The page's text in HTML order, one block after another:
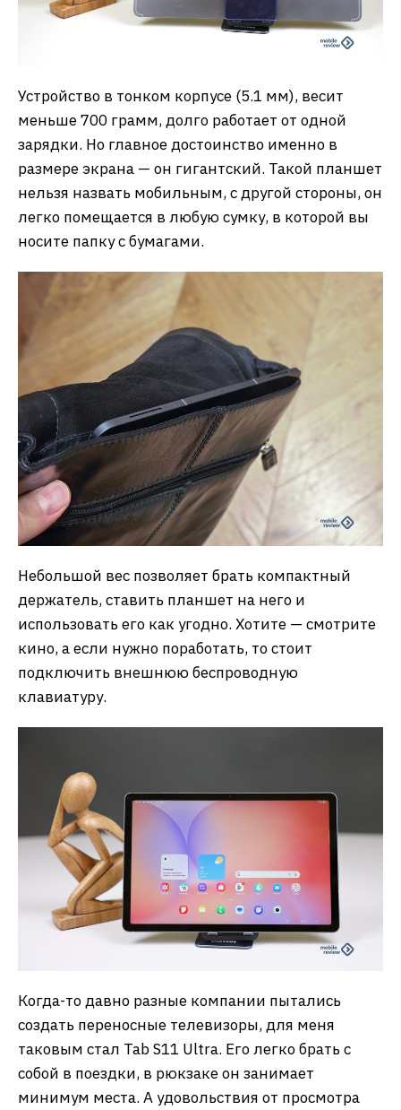
Устройство в тонком корпусе (5.1 мм), весит
меньше 700 грамм, долго работает от одной
зарядки. Но главное достоинство именно в
размере экрана — он гигантский. Такой планшет
нельзя назвать мобильным, с другой стороны, он
легко помещается в любую сумку, в которой вы
носите папку с бумагами.
Небольшой вес позволяет брать компактный
держатель, ставить планшет на него и
использовать его как угодно. Хотите — смотрите
кино, а если нужно поработать, то стоит
подключить внешнюю беспроводную
клавиатуру.
Когда-то давно разные компании пытались
создать переносные телевизоры, для меня
таковым стал Tab S11 Ultra. Его легко брать с
собой в поездки, в рюкзаке он занимает
минимум места. А удовольствия от просмотра